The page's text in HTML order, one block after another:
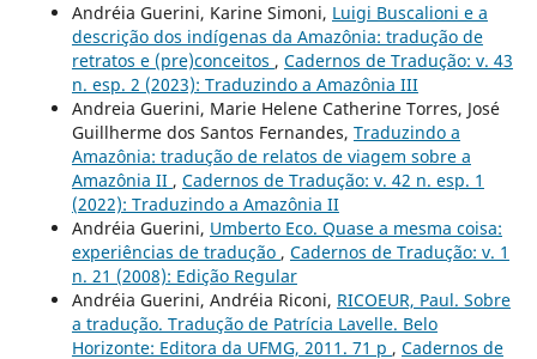
Andréia Guerini, Karine Simoni, Luigi Buscalioni e a
descrição dos indígenas da Amazônia: tradução de
retratos e (pre)conceitos , Cadernos de Tradução: v. 43
n. esp. 2 (2023): Traduzindo a Amazônia III
Andreia Guerini, Marie Helene Catherine Torres, José
Guillherme dos Santos Fernandes, Traduzindo a
Amazônia: tradução de relatos de viagem sobre a
Amazônia II , Cadernos de Tradução: v. 42 n. esp. 1
(2022): Traduzindo a Amazônia II
Andréia Guerini, Umberto Eco. Quase a mesma coisa:
experiências de tradução , Cadernos de Tradução: v. 1
n. 21 (2008): Edição Regular
Andréia Guerini, Andréia Riconi, RICOEUR, Paul. Sobre
a tradução. Tradução de Patrícia Lavelle. Belo
Horizonte: Editora da UFMG, 2011. 71 p , Cadernos de